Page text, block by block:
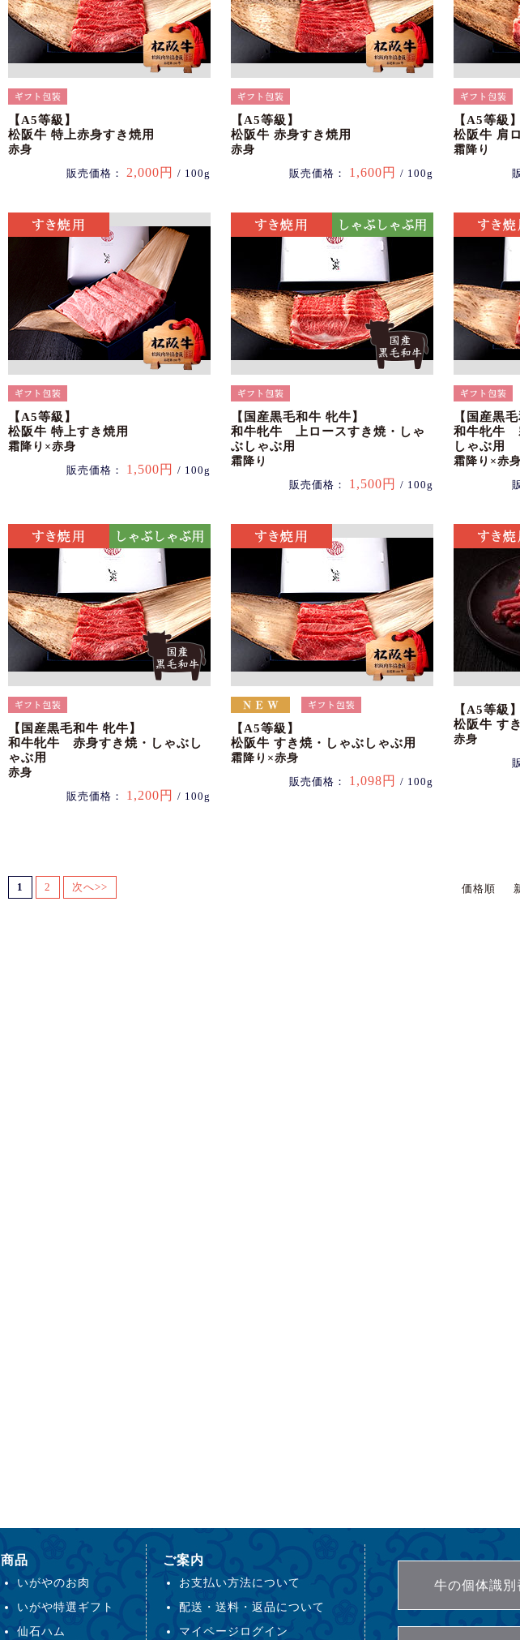
【A5等級】
松阪牛 特上赤身すき焼用
赤身
販売価格： 2,000円 / 100g
【A5等級】
松阪牛 赤身すき焼用
赤身
販売価格： 1,600円 / 100g
【A5等級】
松阪牛 肩
霜降り
【A5等級】
松阪牛 特上すき焼用
霜降り×赤身
販売価格： 1,500円 / 100g
【国産黒毛和牛 牝牛】
和牛牝牛 上ロースすき焼・しゃ
ぶしゃぶ用
霜降り
販売価格： 1,500円 / 100g
【国産黒
和牛牝牛
しゃぶ用
霜降り×赤身
【国産黒毛和牛 牝牛】
和牛牝牛 赤身すき焼・しゃぶし
ゃぶ用
赤身
販売価格： 1,200円 / 100g
【A5等級】
松阪牛 すき焼・しゃぶしゃぶ用
霜降り×赤身
販売価格： 1,098円 / 100g
【A5等級】
松阪牛 す
赤身
価格順
1 2 次へ>>
商品
いがやのお肉
いがや特選ギフト
仙石ハム
ご案内
お支払い方法について
配送・送料・返品について
マイページログイン
牛の個体識別